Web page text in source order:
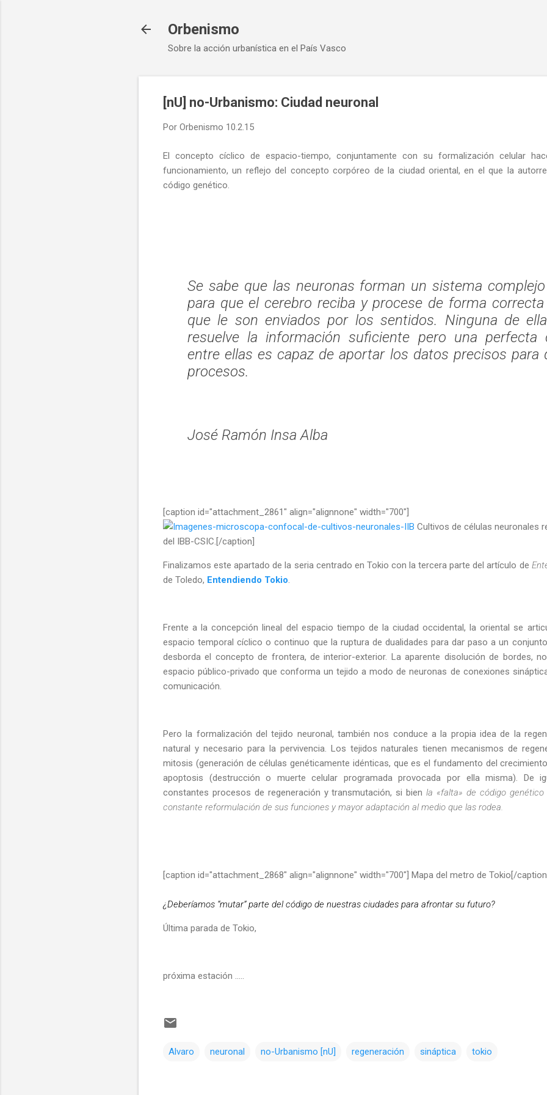
Orbenismo
Sobre la acción urbanística en el País Vasco
[nU] no-Urbanismo: Ciudad neuronal
Por Orbenismo 10.2.15
El concepto cíclico de espacio-tiempo, conjuntamente con su formalización celular
funcionamiento, un reflejo del concepto corpóreo de la ciudad oriental, en el que la
código genético.
Se sabe que las neuronas forman un sistema
para que el cerebro reciba y procese de forma
que le son enviados por los sentidos. Ninguna de
resuelve la información suficiente pero una perfecta
entre ellas es capaz de aportar los datos precisos para
procesos.
José Ramón Insa Alba
[caption id="attachment_2861" align="alignnone" width="700"]
Cultivos de células neuronales
del IBB-CSIC.[/caption]
Finalizamos este apartado de la seria centrado en Tokio con la tercera parte del artículo de
de Toledo, Entendiendo Tokio
Frente a la concepción lineal del espacio tiempo de la ciudad occidental, la oriental se
espacio temporal cíclico o continuo que la ruptura de dualidades para dar paso a un
desborda el concepto de frontera, de interior-exterior. La aparente disolución de bordes,
espacio público-privado que conforma un tejido a modo de neuronas de conexiones
comunicación.
Pero la formalización del tejido neuronal, también nos conduce a la propia idea de la
natural y necesario para la pervivencia. Los tejidos naturales tienen mecanismos de
mitosis (generación de células genéticamente idénticas, que es el fundamento del
apoptosis (destrucción o muerte celular programada provocada por ella misma). De
constantes procesos de regeneración y transmutación, si bienla «falta» de código
constante reformulación de sus funciones y mayor adaptación al medio que las rodea.
[caption id="attachment_2868" align="alignnone" width="700"] Mapa del metro de Tokio[/
¿Deberíamos “mutar” parte del código de nuestras ciudades para afrontar su futuro?
Última parada de Tokio,
próxima estación …..
Alvaro neuronal no-Urbanismo [nU] regeneración sináptica tokio